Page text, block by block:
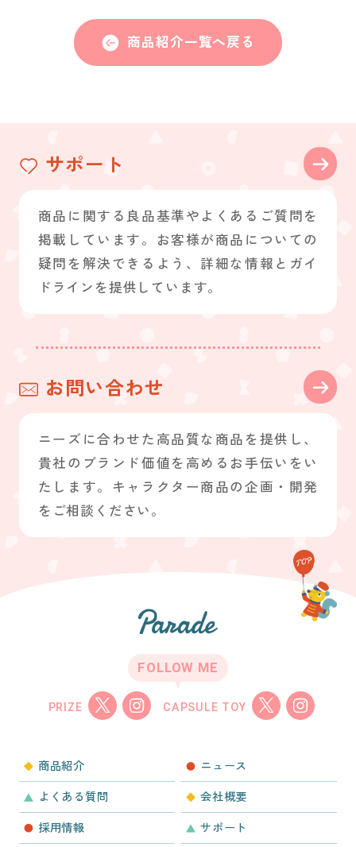
商品紹介一覧へ戻る
サポート
商品に関する良品基準やよくあるご質問を
掲載しています。お客様が商品についての
疑問を解決できるよう、詳細な情報とガイ
ドラインを提供しています。
お問い合わせ
ニーズに合わせた高品質な商品を提供し、
貴社のブランド価値を高めるお手伝いをい
たします。キャラクター商品の企画・開発
をご相談ください。
FOLLOW ME
PRIZE CAPSULE TOY
商品紹介 ニュース
よくある質問 会社概要
採用情報 サポート